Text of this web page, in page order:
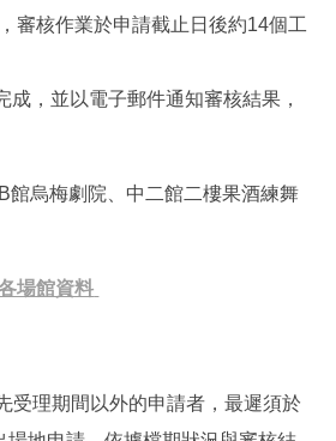
審核作業於申請截止日後約14個工
，並以電子郵件通知審核結果，
館烏梅劇院、中二館二樓果酒練舞
場館資料
受理期間以外的申請者，最遲須於